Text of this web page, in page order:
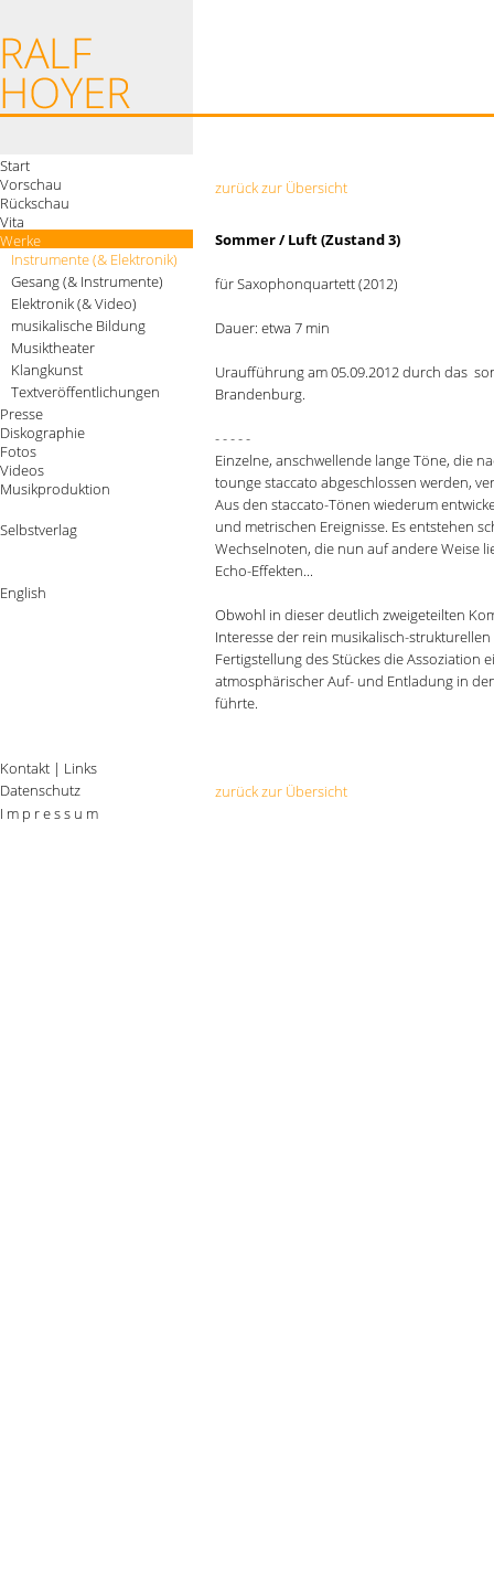
Start
Vorschau
Rückschau
Vita
Werke
Instrumente (& Elektronik)
Gesang (& Instrumente)
Elektronik (& Video)
musikalische Bildung
Musiktheater
Klangkunst
Textveröffentlichungen
Presse
Diskographie
Fotos
Videos
Musikproduktion
Selbstverlag
English
zurück zur Übersicht
Sommer / Luft (Zustand 3)
für Saxophonquartett (2012)
Dauer: etwa 7 min
Uraufführung am 05.09.2012 durch das
Brandenburg.
- - - - -
Einzelne, anschwellende lange Töne, die
tounge staccato abgeschlossen werden,
Aus den staccato-Tönen wiederum
und metrischen Ereignisse. Es entstehen
Wechselnoten, die nun auf andere Weise
Echo-Effekten...
Obwohl in dieser deutlich zweigeteilten
Interesse der rein musikalisch-
Fertigstellung des Stückes die Assoziation
atmosphärischer Auf- und Entladung in
führte.
zurück zur Übersicht
Kontakt | Links
Datenschutz
I m p r e s s u m